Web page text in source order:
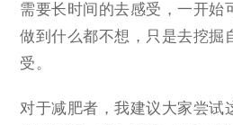
需要长时间的去感受，一开始
做到什么都不想，只是去挖掘
受。
对于减肥者，我建议大家尝试